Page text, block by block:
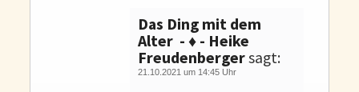
Die zwei Leben des Herrn RichieDas Ding mit dem
Alter - ♦ - Heike
Freudenbergersagt:
21.10.2021 um 14:45 Uhr